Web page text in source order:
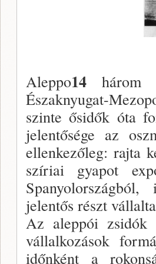
Aleppo14 három
Északnyugat-
szinte ősidők óta
jelentősége az
ellenkezőleg: rajta
szíriai gyapot
jelentős részt
Az aleppói zsidók
vállalkozások
időnként a